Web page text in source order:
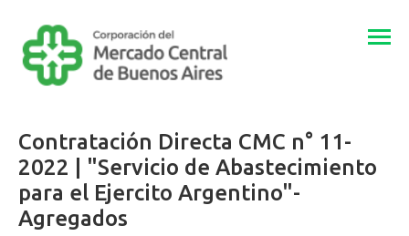
Contratación Directa CMC n° 11-
2022 | "Servicio de Abastecimiento
para el Ejercito Argentino"-
Agregados